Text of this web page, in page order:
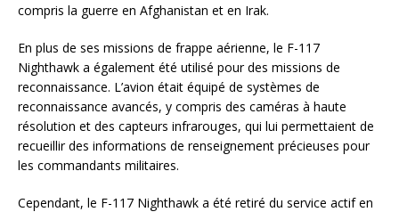
compris la guerre en Afghanistan et en Irak.
En plus de ses missions de frappe aérienne, le F-117
Nighthawk a également été utilisé pour des missions de
reconnaissance. L’avion était équipé de systèmes de
reconnaissance avancés, y compris des caméras à haute
résolution et des capteurs infrarouges, qui lui permettaient de
recueillir des informations de renseignement précieuses pour
les commandants militaires.
Cependant, le F-117 Nighthawk a été retiré du service actif en